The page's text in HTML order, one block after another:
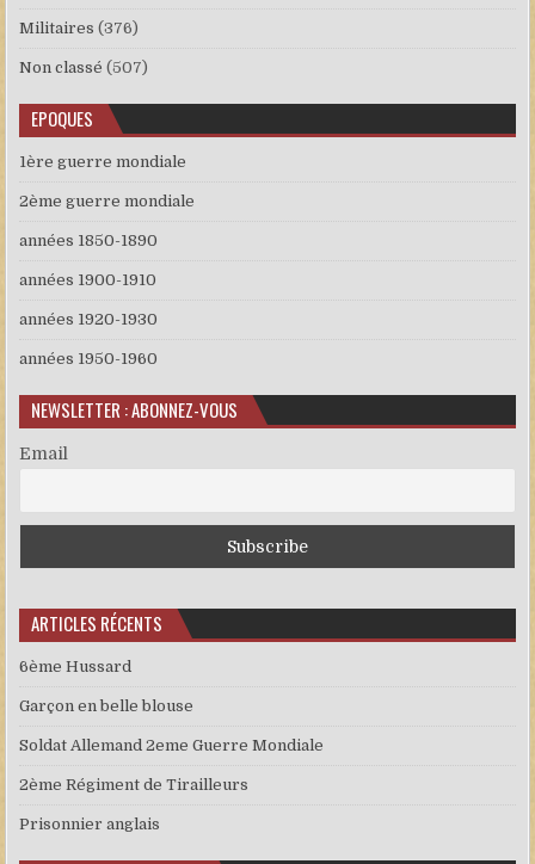
Militaires (376)
Non classé (507)
EPOQUES
1ère guerre mondiale
2ème guerre mondiale
années 1850-1890
années 1900-1910
années 1920-1930
années 1950-1960
NEWSLETTER : ABONNEZ-VOUS
Email
ARTICLES RÉCENTS
6ème Hussard
Garçon en belle blouse
Soldat Allemand 2eme Guerre Mondiale
2ème Régiment de Tirailleurs
Prisonnier anglais